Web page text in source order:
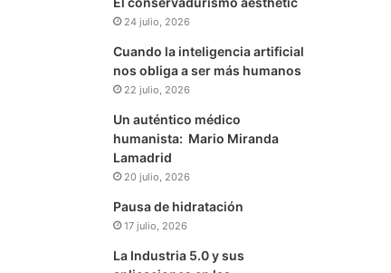
24 julio, 2026
Cuando la inteligencia artificial
nos obliga a ser más humanos
22 julio, 2026
Un auténtico médico
humanista: Mario Miranda
Lamadrid
20 julio, 2026
Pausa de hidratación
17 julio, 2026
La Industria 5.0 y sus